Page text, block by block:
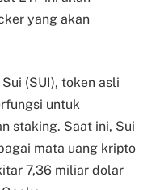
yang akan
(SUI), token asli
untuk
staking. Saat ini, Sui
mata uang kripto
7,36 miliar dolar